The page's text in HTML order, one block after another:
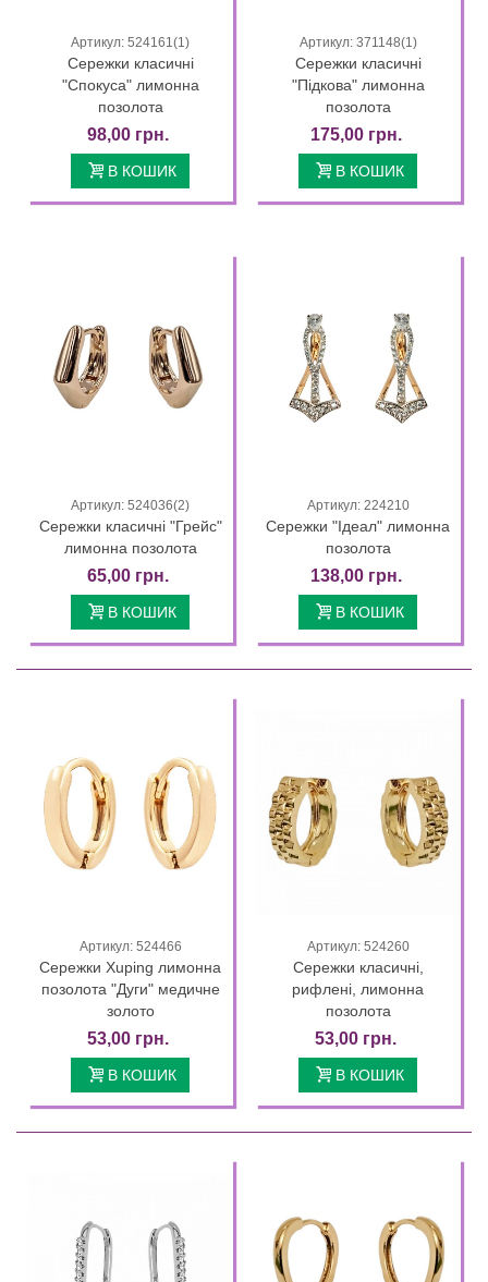
Артикул: 524161(1)
Сережки класичні
"Спокуса" лимонна
позолота
98,00 грн.
В КОШИК
Артикул: 371148(1)
Сережки класичні
"Підкова" лимонна
позолота
175,00 грн.
В КОШИК
Артикул: 524036(2)
Сережки класичні "Грейс"
лимонна позолота
65,00 грн.
В КОШИК
Артикул: 224210
Сережки "Ідеал" лимонна
позолота
138,00 грн.
В КОШИК
Артикул: 524466
Сережки Xuping лимонна
позолота "Дуги" медичне
золото
53,00 грн.
В КОШИК
Артикул: 524260
Сережки класичні,
рифлені, лимонна
позолота
53,00 грн.
В КОШИК